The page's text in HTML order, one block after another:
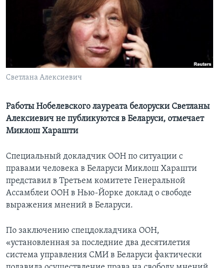
Learning English
СОЦИАЛЬНЫЕ СЕТИ
Светлана Алексиевич
Работы Нобелевского лауреата белоруски Светланы
Алексиевич не публикуются в Беларуси, отмечает
Миклош Харашти
Специальный докладчик ООН по ситуации с
правами человека в Беларуси Миклош Харашти
представил в Третьем комитете Генеральной
Ассамблеи ООН в Нью-Йорке доклад о свободе
выражения мнений в Беларуси.
По заключению спецдокладчика ООН,
«установленная за последние два десятилетия
система управления СМИ в Беларуси фактически